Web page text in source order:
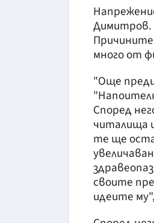
Димитров.
много от
"Още
Според
читалища
те ще
своите
идеите